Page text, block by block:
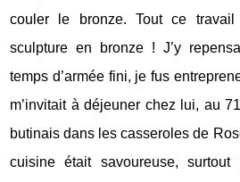
couler le bronze. Tout ce travail
sculpture en bronze ! J’y
temps d’armée fini, je fus
m’invitait à déjeuner chez lui, au
butinais dans les casseroles de
cuisine était savoureuse,